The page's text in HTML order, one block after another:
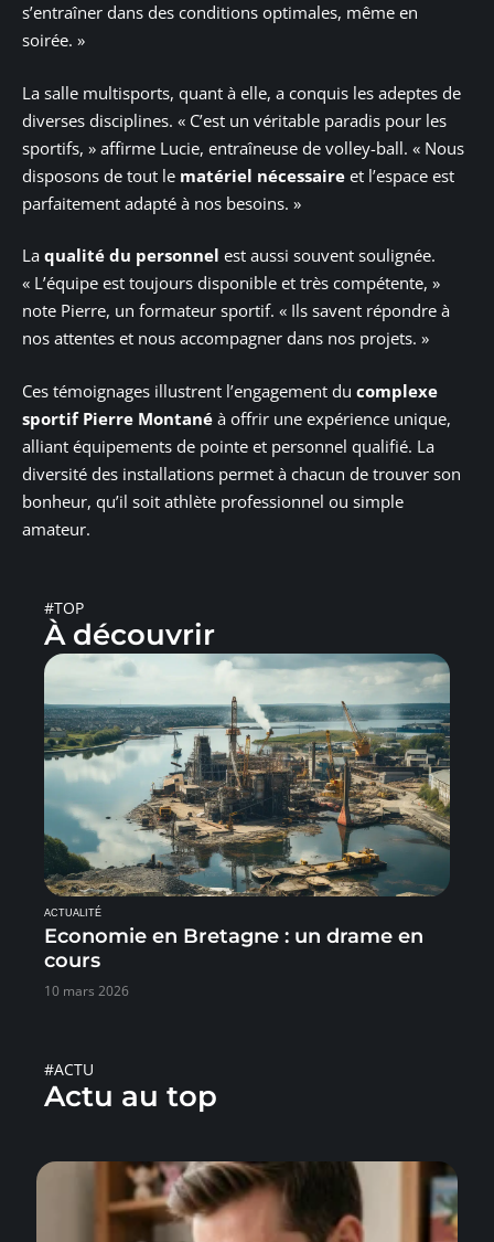
s’entraîner dans des conditions optimales, même en
soirée. »
La salle multisports, quant à elle, a conquis les adeptes de
diverses disciplines. « C’est un véritable paradis pour les
sportifs, » affirme Lucie, entraîneuse de volley-ball. « Nous
disposons de tout le matériel nécessaire et l’espace est
parfaitement adapté à nos besoins. »
La qualité du personnel est aussi souvent soulignée.
« L’équipe est toujours disponible et très compétente, »
note Pierre, un formateur sportif. « Ils savent répondre à
nos attentes et nous accompagner dans nos projets. »
Ces témoignages illustrent l’engagement du complexe
sportif Pierre Montané à offrir une expérience unique,
alliant équipements de pointe et personnel qualifié. La
diversité des installations permet à chacun de trouver son
bonheur, qu’il soit athlète professionnel ou simple
amateur.
#TOP
À découvrir
ACTUALITÉ
Economie en Bretagne : un drame en
cours
10 mars 2026
#ACTU
Actu au top